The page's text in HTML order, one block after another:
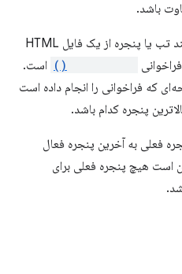
باشد.
برای مثال، فرض کنید یک افزونه چند تب یا پنجره از یک فایل HTML
است.
که فراخوانی را انجام داده است
پنجره کدام باشد.
فعلی به آخرین پنجره فعال
است هیچ پنجره فعلی برای